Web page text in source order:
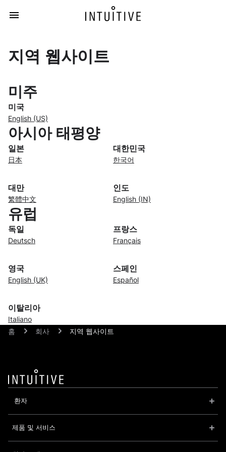
지역 웹사이트
미주
미국
English (US)
아시아 태평양
일본
日本
대한민국
한국어
대만
繁體中文
인도
English (IN)
유럽
독일
Deutsch
프랑스
Français
영국
English (UK)
스페인
Español
이탈리아
Italiano
홈
회사 지역 웹사이트
환자
제품 및 서비스